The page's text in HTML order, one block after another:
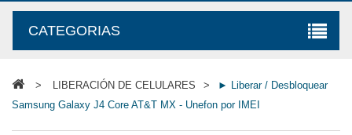
CATEGORIAS
> LIBERACIÓN DE CELULARES >
► Liberar / Desbloquear
Samsung Galaxy J4 Core AT&T MX - Unefon por IMEI